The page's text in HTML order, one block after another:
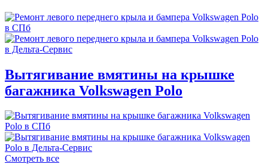
Вытягивание вмятины на крышке
багажника Volkswagen Polo
Смотреть все